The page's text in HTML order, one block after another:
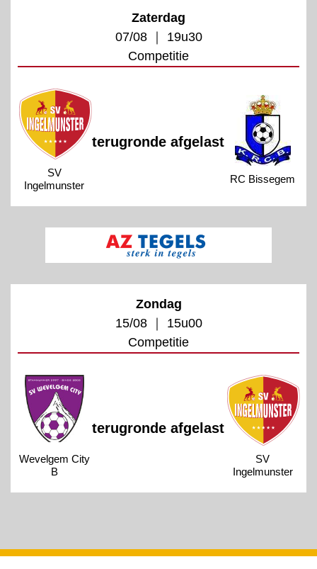
Zaterdag
07/08 ｜ 19u30
Competitie
SV
Ingelmunster
terugronde afgelast
RC Bissegem
Zondag
15/08 ｜ 15u00
Competitie
Wevelgem City
B
terugronde afgelast
SV
Ingelmunster